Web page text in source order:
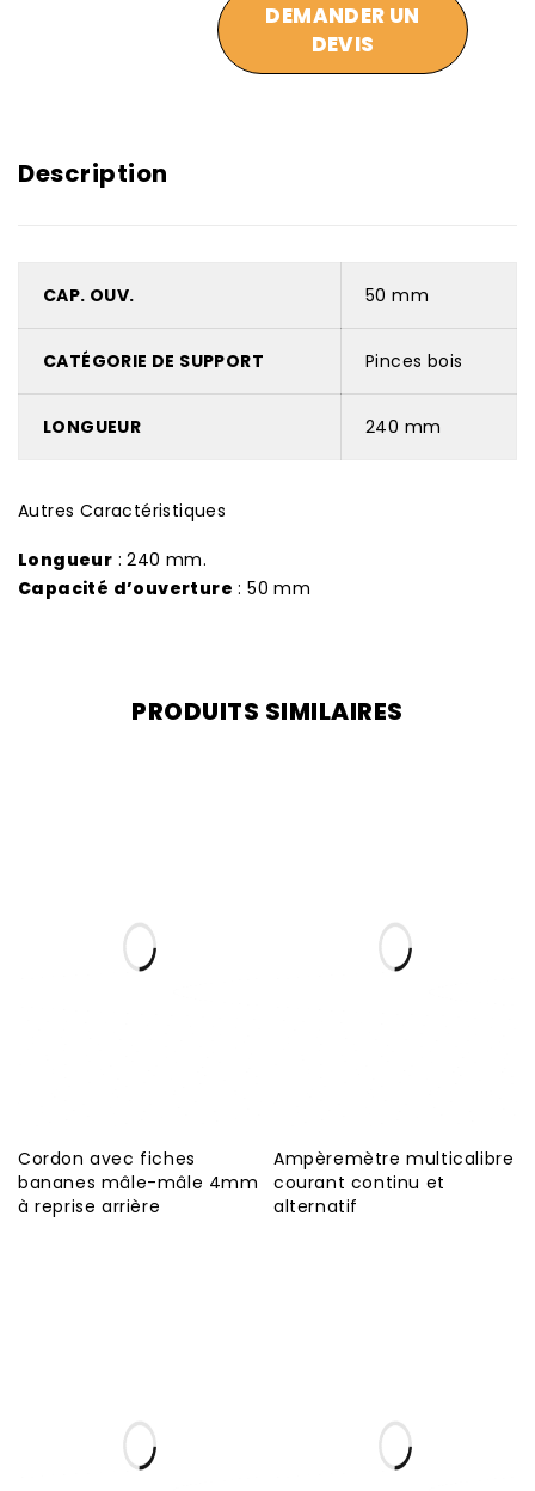
DEMANDER UN
DEVIS
Description
CAP. OUV. 50 mm
CATÉGORIE DE SUPPORT Pinces bois
LONGUEUR 240 mm
Autres Caractéristiques
Longueur : 240 mm.
Capacité d’ouverture : 50 mm
PRODUITS SIMILAIRES
Cordon avec fiches
bananes mâle-mâle 4mm
à reprise arrière
Ampèremètre multicalibre
courant continu et
alternatif